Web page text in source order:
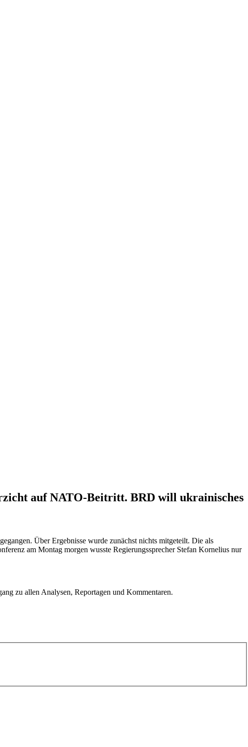
auf NATO-Beitritt. BRD will ukrainisches
Über Ergebnisse wurde zunächst nichts mitgeteilt. Die als
am Montag morgen wusste Regierungssprecher Stefan Kornelius nur
zu allen Analysen, Reportagen und Kommentaren.